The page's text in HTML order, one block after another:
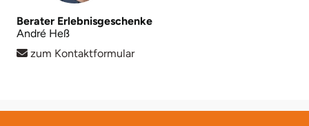
Berater Erlebnisgeschenke
André Heß
zum Kontaktformular
Neumünster